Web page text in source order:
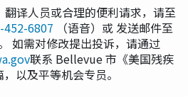
译人员或合理的便利请求，请至
452-6807 （语音）或 发送邮件至
如需对修改提出投诉，请通过
联系 Bellevue 市《美国残疾
以及平等机会专员。